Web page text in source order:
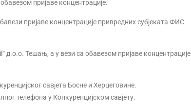
пријаве концентрације.
пријаве концентрације привредних субјеката ФИС
д.о.о. Тешањ, а у вези са обавезом пријаве концентрације
савјета Босне и Херцеговине.
телефона у Конкуренцијском савјету.